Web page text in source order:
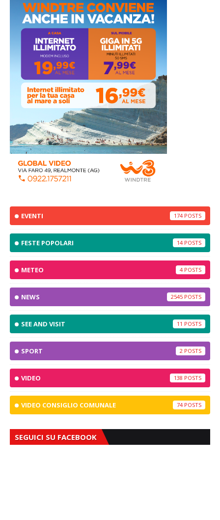
EVENTI 174
FESTE POPOLARI 14
METEO 4
NEWS 2545
SEE AND VISIT 11
SPORT 2
VIDEO 138
VIDEO CONSIGLIO COMUNALE 74
SEGUICI SU FACEBOOK